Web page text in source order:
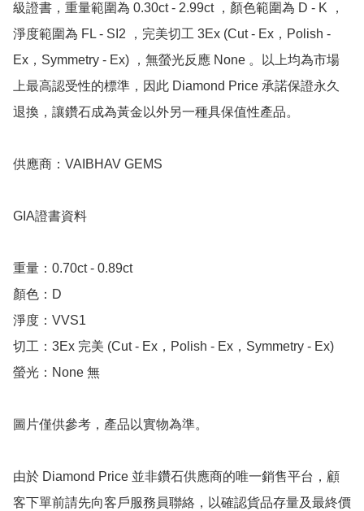
級證書，重量範圍為 0.30ct - 2.99ct ，顏色範圍為 D - K ，
淨度範圍為 FL - SI2 ，完美切工 3Ex (Cut - Ex，Polish -
Ex，Symmetry - Ex) ，無螢光反應 None 。以上均為市場
上最高認受性的標準，因此 Diamond Price 承諾保證永久
退換，讓鑽石成為黃金以外另一種具保值性產品。
供應商：VAIBHAV GEMS
GIA證書資料
重量：0.70ct - 0.89ct
顏色：D
淨度：VVS1
切工：3Ex 完美 (Cut - Ex，Polish - Ex，Symmetry - Ex)
螢光：None 無
圖片僅供參考，產品以實物為準。
由於 Diamond Price 並非鑽石供應商的唯一銷售平台，顧
客下單前請先向客戶服務員聯絡，以確認貨品存量及最終價